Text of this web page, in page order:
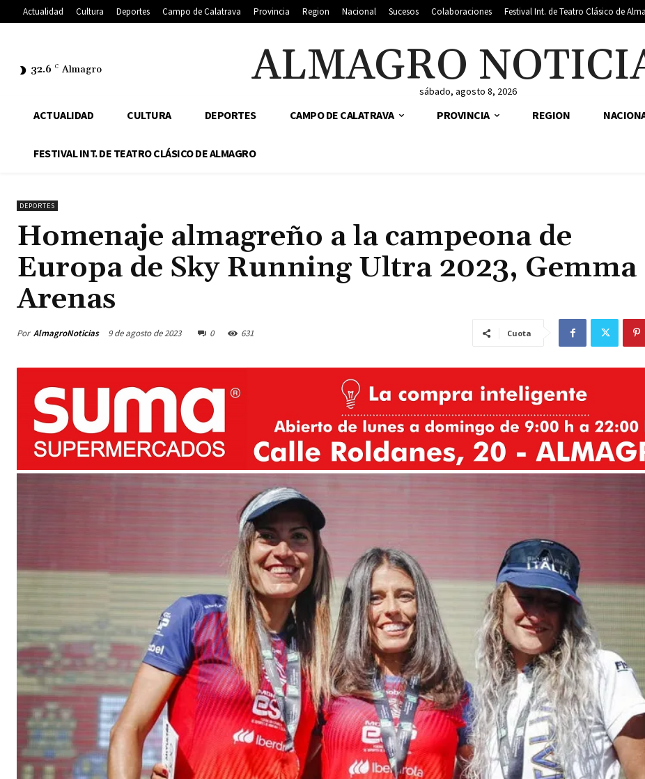
Actualidad Cultura Deportes Campo de Calatrava Provincia Region Nacional Sucesos Colaboraciones Festival Int. de Teatro Clásico de
32.6 C Almagro ALMAGROsábado, agosto 8, 2026
ACTUALIDAD CULTURA DEPORTES CAMPO DE CALATRAVA PROVINCIA REGION
FESTIVAL INT. DE TEATRO CLÁSICO DE ALMAGRO
DEPORTES
Homenaje almagreño a la campeona de
Europa de Sky Running Ultra 2023, Gemma
Arenas
Por AlmagroNoticias 9 de agosto de 2023 0 631 Cuota